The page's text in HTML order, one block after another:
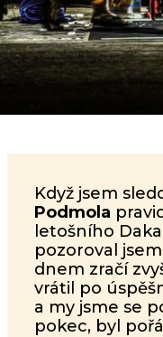
Když jsem
Podmola
letošního
pozoroval
dnem zračí
vrátil po
a my jsme se
pokec, byl